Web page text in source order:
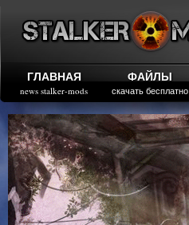
ГЛАВНАЯ
news stalker-mods
ФАЙЛЫ
скачать бесплатно